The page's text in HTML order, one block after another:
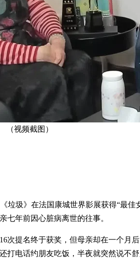
（视频截图）
垃圾》在法国康城世界影展获得“最
七年前因心脏病离世的往事。
次提名终于获奖，但母亲却在一个
打电话约朋友吃饭，半夜就突然说不